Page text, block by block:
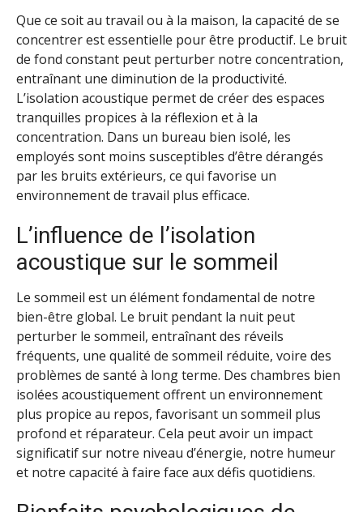
Que ce soit au travail ou à la maison, la capacité de se
concentrer est essentielle pour être productif. Le bruit
de fond constant peut perturber notre concentration,
entraînant une diminution de la productivité.
L’isolation acoustique permet de créer des espaces
tranquilles propices à la réflexion et à la
concentration. Dans un bureau bien isolé, les
employés sont moins susceptibles d’être dérangés
par les bruits extérieurs, ce qui favorise un
environnement de travail plus efficace.
L’influence de l’isolation
acoustique sur le sommeil
Le sommeil est un élément fondamental de notre
bien-être global. Le bruit pendant la nuit peut
perturber le sommeil, entraînant des réveils
fréquents, une qualité de sommeil réduite, voire des
problèmes de santé à long terme. Des chambres bien
isolées acoustiquement offrent un environnement
plus propice au repos, favorisant un sommeil plus
profond et réparateur. Cela peut avoir un impact
significatif sur notre niveau d’énergie, notre humeur
et notre capacité à faire face aux défis quotidiens.